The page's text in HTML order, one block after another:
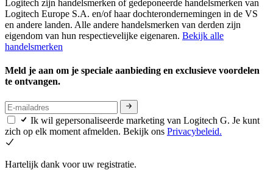
Logitech zijn handelsmerken of gedeponeerde handelsmerken van
Logitech Europe S.A. en/of haar dochterondernemingen in de VS
en andere landen. Alle andere handelsmerken van derden zijn
eigendom van hun respectievelijke eigenaren. Bekijk alle
handelsmerken
Meld je aan om je speciale aanbieding en exclusieve voordelen
te ontvangen.
Ik wil gepersonaliseerde marketing van Logitech G. Je kunt
zich op elk moment afmelden. Bekijk ons Privacybeleid.
Hartelijk dank voor uw registratie.